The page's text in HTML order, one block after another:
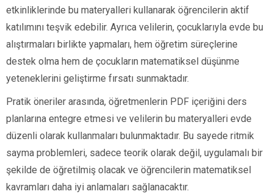
etkinliklerinde bu materyalleri kullanarak öğrencilerin aktif
katılımını teşvik edebilir. Ayrıca velilerin, çocuklarıyla evde bu
alıştırmaları birlikte yapmaları, hem öğretim süreçlerine
destek olma hem de çocukların matematiksel düşünme
yeteneklerini geliştirme fırsatı sunmaktadır.
Pratik öneriler arasında, öğretmenlerin PDF içeriğini ders
planlarına entegre etmesi ve velilerin bu materyalleri evde
düzenli olarak kullanmaları bulunmaktadır. Bu sayede ritmik
sayma problemleri, sadece teorik olarak değil, uygulamalı bir
şekilde de öğretilmiş olacak ve öğrencilerin matematiksel
kavramları daha iyi anlamaları sağlanacaktır.